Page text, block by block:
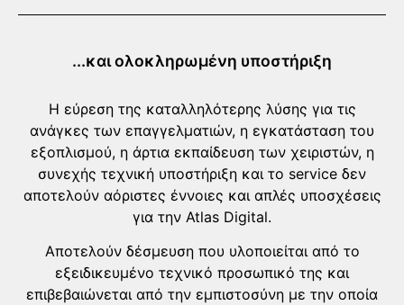
...και ολοκληρωμένη υποστήριξη
Η εύρεση της καταλληλότερης λύσης για τις
ανάγκες των επαγγελματιών, η εγκατάσταση του
εξοπλισμού, η άρτια εκπαίδευση των χειριστών, η
συνεχής τεχνική υποστήριξη και το service δεν
αποτελούν αόριστες έννοιες και απλές υποσχέσεις
για την Atlas Digital.
Αποτελούν δέσμευση που υλοποιείται από το
εξειδικευμένο τεχνικό προσωπικό της και
επιβεβαιώνεται από την εμπιστοσύνη με την οποία